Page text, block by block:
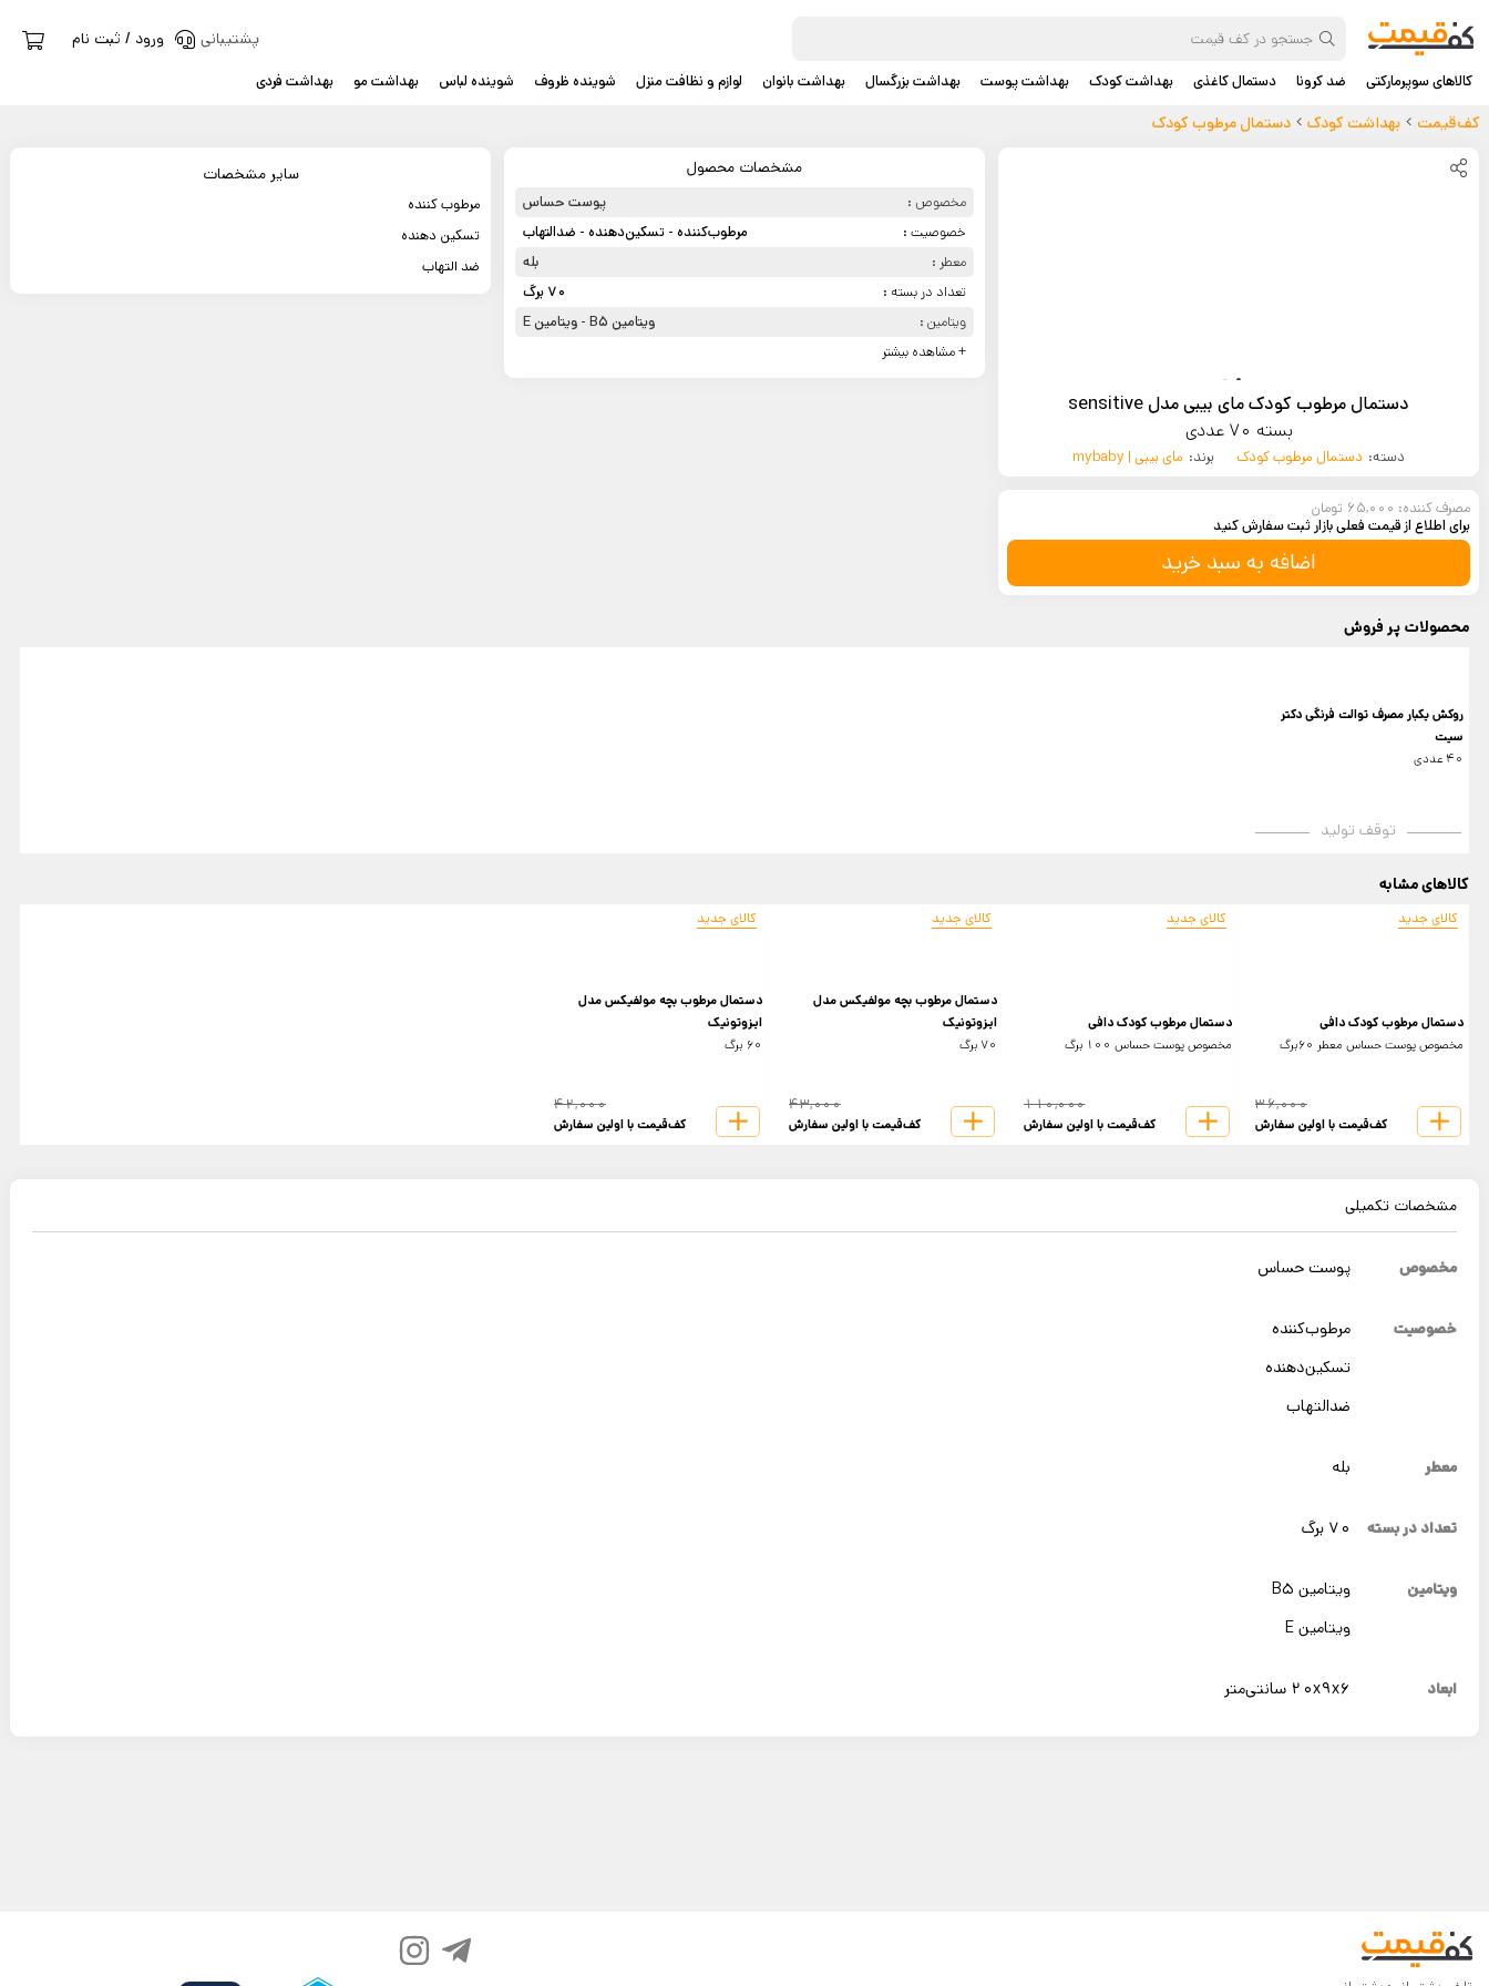
ورود / ثبت نام پشتیبانی
کالاهای سوپرمارکتی ضد کرونا دستمال کاغذی بهداشت کودک بهداشت پوست بهداشت بزرگسال بهداشت بانوان لوازم و نظافت منزل شوینده ظروف شوینده لباس بهداشت مو بهداشت فردی
کف‌قیمت بهداشت کودک دستمال مرطوب کودک
دستمال مرطوب کودک مای بیبی مدل sensitive
بسته 70 عددی
دسته: دستمال مرطوب کودک برند: مای بیبی | mybaby
مصرف کننده: 65,000 تومان
برای اطلاع از قیمت فعلی بازار ثبت سفارش کنید
اضافه به سبد خرید
مشخصات محصول
مخصوص :
پوست حساس
خصوصیت :
مرطوب‌کننده - تسکین‌دهنده - ضدالتهاب
معطر :
بله
تعداد در بسته :
70 برگ
ویتامین :
ویتامین B5 - ویتامین E
+ مشاهده بیشتر
سایر مشخصات
مرطوب کننده
تسکین دهنده
ضد التهاب
محصولات پر فروش
روکش یکبار مصرف توالت فرنگی دکتر
سیت
40 عددی
توقف تولید
کالاهای مشابه
کالای جدید
دستمال مرطوب کودک دافی
مخصوص پوست حساس معطر 60برگ
36,000
کف‌قیمت با اولین سفارش
کالای جدید
دستمال مرطوب کودک دافی
مخصوص پوست حساس 100 برگ
110,000
کف‌قیمت با اولین سفارش
کالای جدید
دستمال مرطوب بچه مولفیکس مدل
ایزوتونیک
70 برگ
43,000
کف‌قیمت با اولین سفارش
کالای جدید
دستمال مرطوب بچه مولفیکس مدل
ایزوتونیک
60 برگ
42,000
کف‌قیمت با اولین سفارش
مشخصات تکمیلی
مخصوص پوست حساس
خصوصیت
مرطوب‌کننده
تسکین‌دهنده
ضدالتهاب
معطر بله
تعداد در بسته 70 برگ
ویتامین
ویتامین B5
ویتامین E
ابعاد 20x9x6 سانتی‌متر